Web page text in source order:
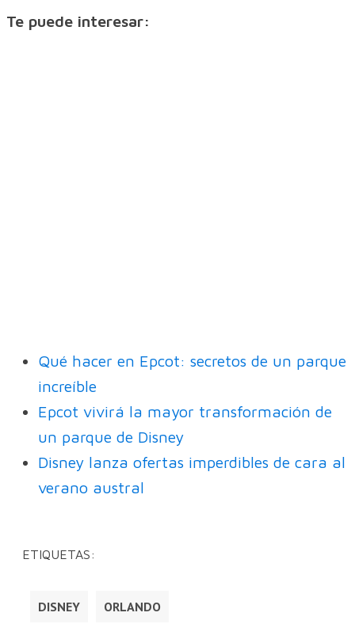
Te puede interesar:
Qué hacer en Epcot: secretos de un parque
increíble
Epcot vivirá la mayor transformación de
un parque de Disney
Disney lanza ofertas imperdibles de cara al
verano austral
ETIQUETAS:
DISNEY ORLANDO